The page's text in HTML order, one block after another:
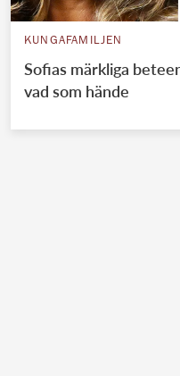
KUNGAFAMILJEN
Sofias märkliga
vad som hände